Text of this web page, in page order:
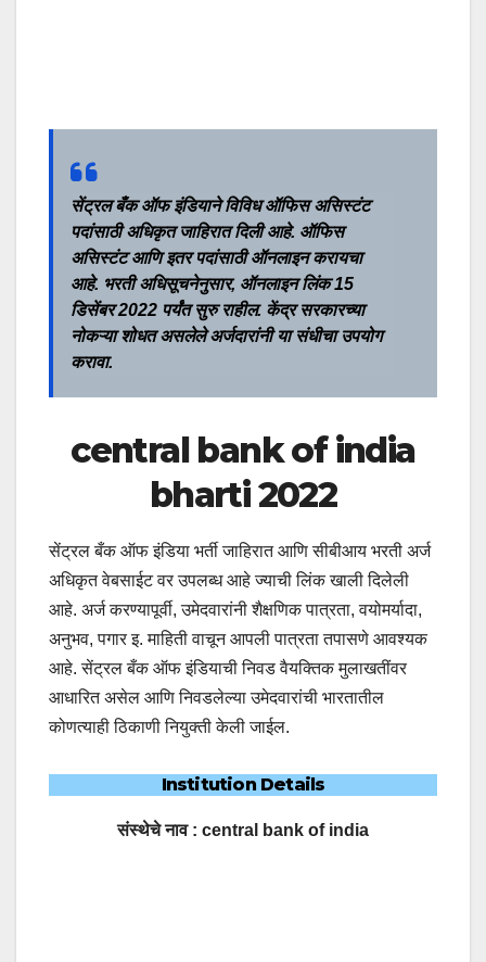
सेंट्रल बँक ऑफ इंडियाने विविध ऑफिस असिस्टंट
पदांसाठी अधिकृत जाहिरात दिली आहे. ऑफिस
असिस्टंटआणि इतर पदांसाठी ऑनलाइन करायचा
आहे. भरती अधिसूचनेनुसार, ऑनलाइन लिंक 15
डिसेंबर 2022 पर्यंत सुरु राहील. केंद्र सरकारच्या
नोकऱ्या शोधत असलेले अर्जदारांनी या संधीचा उपयोग
करावा.
central bank of india
bharti 2022
सेंट्रल बँक ऑफ इंडिया भर्ती जाहिरात आणि सीबीआय भरती अर्ज
अधिकृत वेबसाईट वर उपलब्ध आहे ज्याची लिंक खाली दिलेली
आहे. अर्ज करण्यापूर्वी, उमेदवारांनी शैक्षणिक पात्रता, वयोमर्यादा,
अनुभव, पगार इ. माहिती वाचून आपली पात्रता तपासणे आवश्यक
आहे. सेंट्रल बँक ऑफ इंडियाची निवड वैयक्तिक मुलाखतींवर
आधारित असेल आणि निवडलेल्या उमेदवारांची भारतातील
कोणत्याही ठिकाणी नियुक्ती केली जाईल.
Institution Details
संस्थेचे नाव : central bank of india